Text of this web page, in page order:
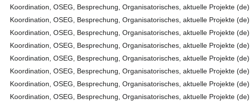
Koordination, OSEG, Besprechung, Organisatorisches, aktuelle Projekte (de)
Koordination, OSEG, Besprechung, Organisatorisches, aktuelle Projekte (de)
Koordination, OSEG, Besprechung, Organisatorisches, aktuelle Projekte (de)
Koordination, OSEG, Besprechung, Organisatorisches, aktuelle Projekte (de)
Koordination, OSEG, Besprechung, Organisatorisches, aktuelle Projekte (de)
Koordination, OSEG, Besprechung, Organisatorisches, aktuelle Projekte (de)
Koordination, OSEG, Besprechung, Organisatorisches, aktuelle Projekte (de)
Koordination, OSEG, Besprechung, Organisatorisches, aktuelle Projekte (de)